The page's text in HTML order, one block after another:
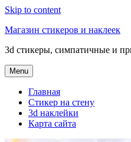
Skip to content
Магазин стикеров и наклеек
3d стикеры, симпатичные и
Menu
Главная
Стикер на стену
3d наклейки
Карта сайта